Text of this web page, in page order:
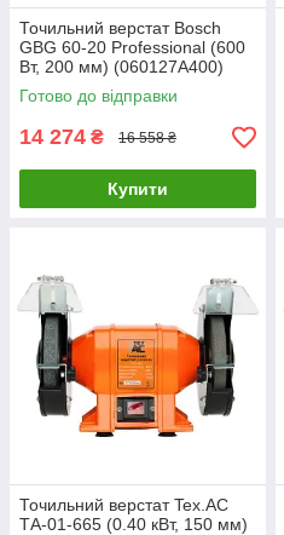
Точильний верстат Bosch
GBG 60-20 Professional (600
Вт, 200 мм) (060127A400)
Готово до відправки
14 274 ₴ 16 558 ₴
Купити
Точильний верстат Tex.AC
ТА-01-665 (0.40 кВт, 150 мм)